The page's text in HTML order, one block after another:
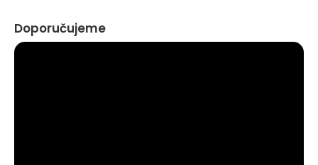
Doporučujeme